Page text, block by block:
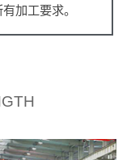
有加工要求。